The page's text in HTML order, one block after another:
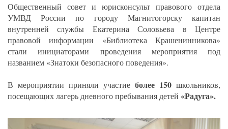
Общественный совет и юрисконсульт правового отдела
УМВД России по городу Магнитогорску капитан
внутренней службы Екатерина Соловьева в Центре
правовой информации «Библиотека Крашенинникова»
стали инициаторами проведения мероприятия под
названием «Знатоки безопасного поведения».
В мероприятии приняли участие более 150 школьников,
посещающих лагерь дневного пребывания детей «Радуга».